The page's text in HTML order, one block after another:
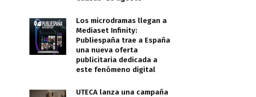
Los microdramas llegan a
Mediaset Infinity:
Publiespaña trae a España
una nueva oferta
publicitaria dedicada a
este fenómeno digital
UTECA lanza una campaña